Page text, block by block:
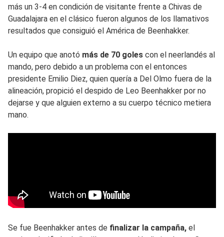
más un 3-4 en condición de visitante frente a Chivas de
Guadalajara en el clásico fueron algunos de los llamativos
resultados que consiguió el América de Beenhakker.
Un equipo que anotó más de 70 goles con el neerlandés al
mando, pero debido a un problema con el entonces
presidente Emilio Diez, quien quería a Del Olmo fuera de la
alineación, propició el despido de Leo Beenhakker por no
dejarse y que alguien externo a su cuerpo técnico metiera
mano.
Se fue Beenhakker antes de finalizar la campaña, el